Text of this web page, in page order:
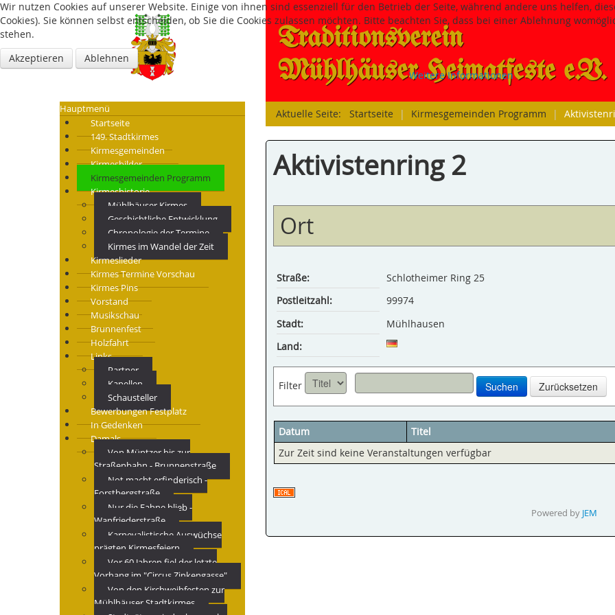
Traditions­verein
Mühlhäuser Heimatfeste e.V.
Hauptmenü
Startseite
149. Stadtkirmes
Kirmesgemeinden
Kirmesbilder
Kirmesgemeinden Programm
Kirmeshistorie
Mühlhäuser Kirmes
Geschichtliche Entwicklung
Chronologie der Termine
Kirmes im Wandel der Zeit
Kirmeslieder
Kirmes Termine Vorschau
Kirmes Pins
Vorstand
Musikschau
Brunnenfest
Holzfahrt
Links
Partner
Kapellen
Schausteller
Bewerbungen Festplatz
In Gedenken
Damals
Von Müntzer bis zur
Straßenbahn - Brunnenstraße
Not macht erfinderisch -
Forstbergstraße
Nur die Fahne blieb -
Wanfriederstraße
Karnevalistische Auswüchse
prägten Kirmesfeiern
Vor 60 Jahren fiel der letzte
Vorhang im "Circus Zinkengasse"
Von den Kirchweihfesten zur
Mühlhäuser Stadtkirmes
Aktuelle Seite: Startseite | Kirmesgemeinden Programm |
Aktivistenring 2
Ort
Straße:
Schlotheimer Ring 25
Postleitzahl:
99974
Stadt:
Mühlhausen
Land:
Filter Suchen Zurücksetzen
Datum
Titel
Zur Zeit sind keine Veranstaltungen verfügbar
Powered by JEM
Wir nutzen Cookies auf unserer Website. Einige von ihnen sind essenziell für den Betrieb der Seite, während andere uns helfen,
Cookies). Sie können selbst entscheiden, ob Sie die Cookies zulassen möchten. Bitte beachten Sie, dass bei einer Ablehnung
stehen.
Akzeptieren
Ablehnen
Weitere Informationen